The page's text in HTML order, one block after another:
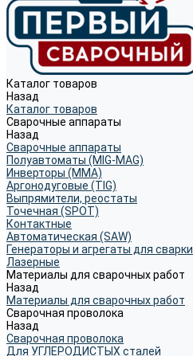
Каталог товаров
Назад
Каталог товаров
Сварочные аппараты
Назад
Сварочные аппараты
Полуавтоматы (MIG-MAG)
Инверторы (MMA)
Аргонодуговые (TIG)
Выпрямители, реостаты
Точечная (SPOT)
Контактные
Автоматическая (SAW)
Генераторы и агрегаты для сварки
Лазерные
Материалы для сварочных работ
Назад
Материалы для сварочных работ
Сварочная проволока
Назад
Сварочная проволока
Для УГЛЕРОДИСТЫХ сталей